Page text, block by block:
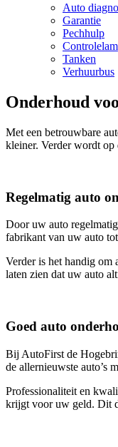
Auto
Garantie
Pechhulp
Tanken
Verhuurbus
Onderhoud
Met een betrouwbare
kleiner. Verder wordt op
Regelmatig auto
Door uw auto
fabrikant van uw auto
Verder is het handig om
laten zien dat uw auto
Goed auto
Bij AutoFirst de
de allernieuwste auto’s
Professionaliteit en
krijgt voor uw geld. Dit